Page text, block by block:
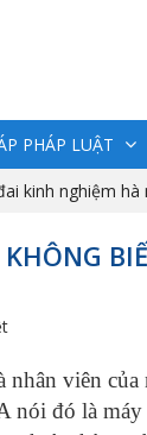
PHÁP LUẬT
kinh nghiệm hà
nhân viên
nói đó là